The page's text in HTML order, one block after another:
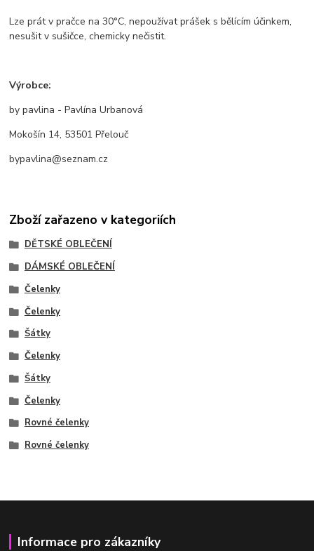
Lze prát v pračce na 30°C, nepoužívat prášek s bělícím účinkem,
nesušit v sušičce, chemicky nečistit.
Výrobce:
by pavlina - Pavlína Urbanová
Mokošín 14, 53501 Přelouč
bypavlina@seznam.cz
Zboží zařazeno v kategoriích
DĚTSKÉ OBLEČENÍ
DÁMSKÉ OBLEČENÍ
Čelenky
Čelenky
Šátky
Čelenky
Šátky
Čelenky
Rovné čelenky
Rovné čelenky
Informace pro zákazníky